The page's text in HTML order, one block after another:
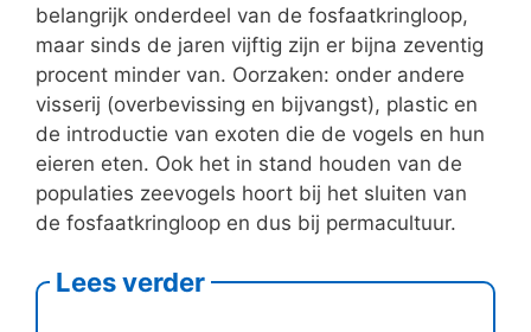
belangrijk onderdeel van de fosfaatkringloop,
maar sinds de jaren vijftig zijn er bijna zeventig
procent minder van. Oorzaken: onder andere
visserij (overbevissing en bijvangst), plastic en
de introductie van exoten die de vogels en hun
eieren eten. Ook het in stand houden van de
populaties zeevogels hoort bij het sluiten van
de fosfaatkringloop en dus bij permacultuur.
Lees verder